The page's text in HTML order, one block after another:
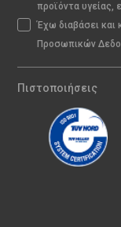
προϊόντα υγείας,
Έχω διαβάσει και
Προσωπικών
Πιστοποιήσεις